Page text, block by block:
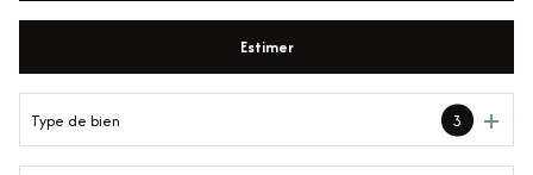
De l'immo pro
De l'immo pro
Estimer
Type de bien 3